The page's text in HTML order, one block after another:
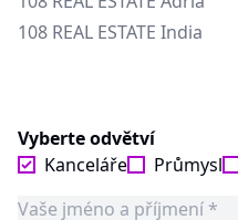
108 REAL ESTATE India
Vyberte odvětví
Kanceláře
Průmysl